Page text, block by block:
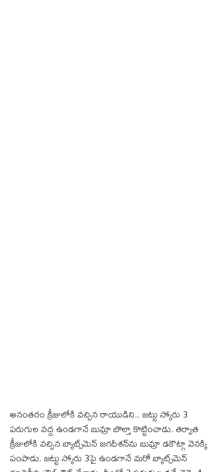
అనంతరం క్రీజులోకి వచ్చిన రాయుడిని.. జట్టు స్కోరు 3
పరుగుల వద్ద ఉండగానే బుమ్రా బొల్తా కొట్టించాడు. తర్వాత
క్రీజులోకి వచ్చిన బ్యాట్స్‌మెన్ జగదీశన్‌ను బుమ్రా డకౌట్గా వెనక్కి
పంపాడు. జట్టు స్కోరు 3పై ఉండగానే మరో బ్యాట్స్‌మెన్‌